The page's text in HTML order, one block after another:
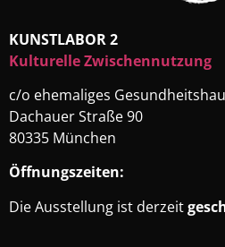
KUNSTLABOR 2
Kulturelle Zwischennutzung
c/o ehemaliges
Dachauer Straße 90
80335 München
Öffnungszeiten:
Die Ausstellung ist derzeit